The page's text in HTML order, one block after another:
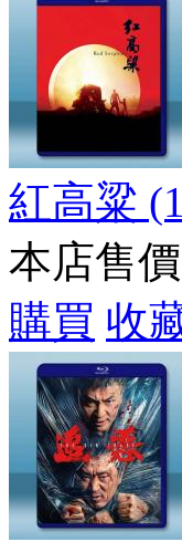
紅高粱
本店售價
購買 收